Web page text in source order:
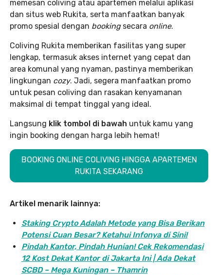
memesan coliving atau apartemen melalui aplikasi
dan situs web Rukita, serta manfaatkan banyak
promo spesial dengan booking secara online.
Coliving Rukita memberikan fasilitas yang super
lengkap, termasuk akses internet yang cepat dan
area komunal yang nyaman, pastinya memberikan
lingkungan cozy. Jadi, segera manfaatkan promo
untuk pesan coliving dan rasakan kenyamanan
maksimal di tempat tinggal yang ideal.
Langsung klik tombol di bawah untuk kamu yang
ingin booking dengan harga lebih hemat!
BOOKING ONLINE COLIVING HINGGA APARTEMEN
RUKITA SEKARANG
Artikel menarik lainnya:
Staking Crypto Adalah Metode yang Bisa Berikan
Potensi Cuan Besar? Ketahui Infonya di Sini!
Pindah Kantor, Pindah Hunian! Cek Rekomendasi
12 Kost Dekat Kantor di Jakarta Ini | Ada Dekat
SCBD – Mega Kuningan – Thamrin